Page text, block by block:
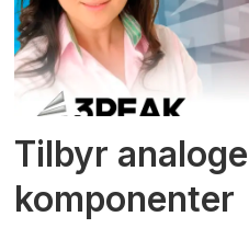
Tilbyr
komponenter